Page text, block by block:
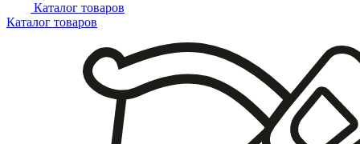
Каталог товаров
Каталог товаров